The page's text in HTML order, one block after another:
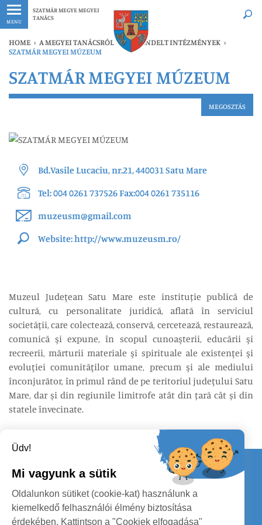
MENU
SZATMÁR MEGYE MEGYEI
TANÁCS
Legfrissebb Bármikor
HOME › A MEGYEI TANÁCSRÓL › ALÁRENDELT INTÉZMÉNYEK ›
SZATMÁR MEGYEI MÚZEUM
SZATMÁR MEGYEI MÚZEUM
MEGOSZTÁS
Bd.Vasile Lucaciu, nr.21, 440031 Satu Mare
Tel: 004 0261 737526 Fax:004 0261 735116
muzeusm@gmail.com
Website: http://www.muzeusm.ro/
Muzeul Judeţean Satu Mare este instituție publică de
cultură, cu personalitate juridică, aflată în serviciul
societăţii, care colectează, conservă, cercetează, restaurează,
comunică şi expune, în scopul cunoaşterii, educării şi
recreerii, mărturii materiale şi spirituale ale existenţei şi
evoluţiei comunităţilor umane, precum şi ale mediului
înconjurător, în primul rând de pe teritoriul judeţului Satu
Mare, dar și din regiunile limitrofe atât din țară cât și din
statele învecinate.
Kapcsolat
KÖVESSENEK
Üdv!
Mi vagyunk a sütik
Oldalunkon sütiket (cookie-kat) használunk a
kiemelkedő felhasználói élmény biztosítása
érdekében. Kattintson a "Cookiek elfogadása"